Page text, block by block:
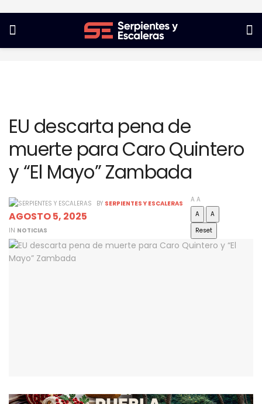
EU descarta pena de
muerte para Caro Quintero
y “El Mayo” Zambada
BY SERPIENTES Y ESCALERAS
AGOSTO 5, 2025
IN NOTICIAS
A A
A
A
Reset